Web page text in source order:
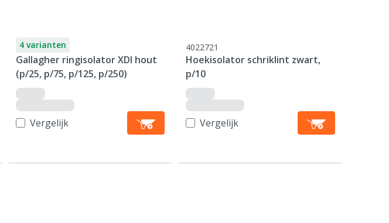
4 varianten
Gallagher ringisolator XDI hout
(p/25, p/75, p/125, p/250)
Vergelijk
4022721
Hoekisolator schriklint zwart,
p/10
Vergelijk